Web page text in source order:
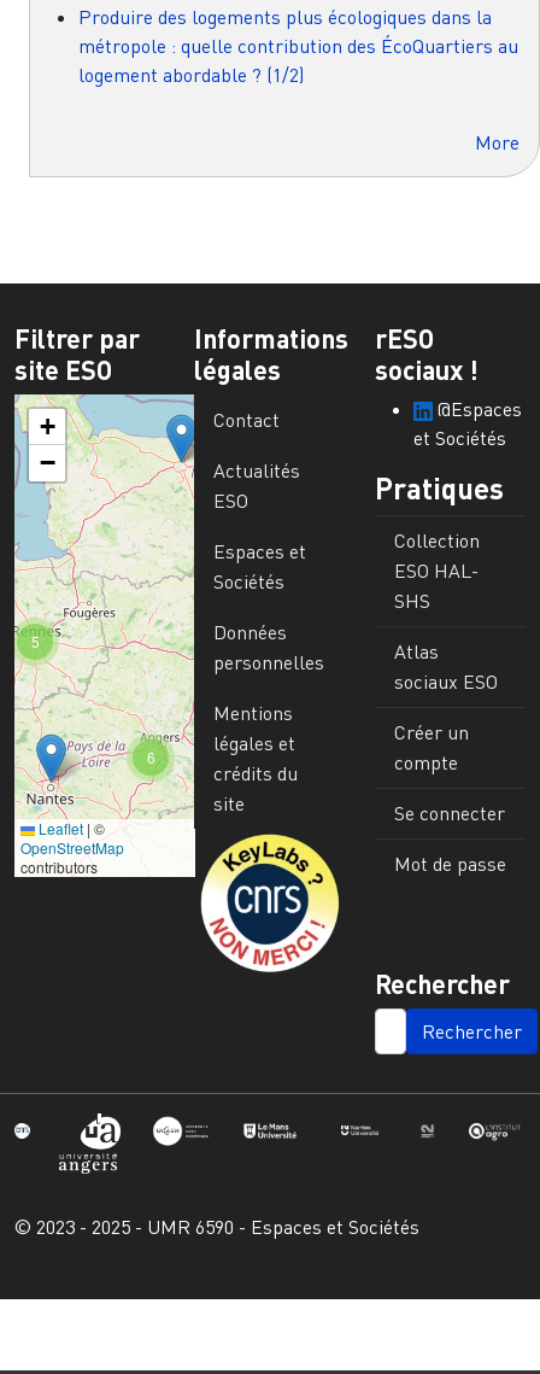
Produire des logements plus écologiques dans la
métropole : quelle contribution des ÉcoQuartiers au
logement abordable ? (1/2)
More
Filtrer par
site ESO
6
5
+
−
Leaflet | ©
OpenStreetMap
contributors
Informations
légales
Contact
Actualités
ESO
Espaces et
Sociétés
Données
personnelles
Mentions
légales et
crédits du
site
Image
rESO
sociaux !
@Espaces
et Sociétés
Pratiques
Collection
ESO HAL-
SHS
Atlas
sociaux ESO
Créer un
compte
Se connecter
Mot de passe
Rechercher
SEARCH
© 2023 - 2025 - UMR 6590 - Espaces et Sociétés